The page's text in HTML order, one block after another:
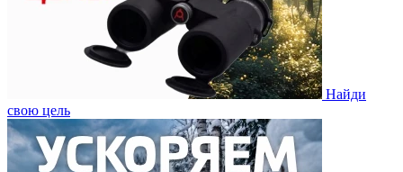
Найди
свою цель